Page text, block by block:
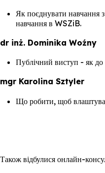
Як поєднувати навчання
навчання в WSZiB.
dr inż. Dominika Woźny
Публічний виступ - як до
mgr Karolina Sztyler
Що робити, щоб
Також відбулися онлайн-